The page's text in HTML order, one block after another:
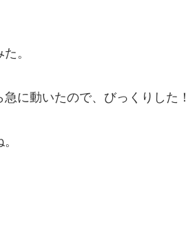
。
に動いたので、びっくりした！